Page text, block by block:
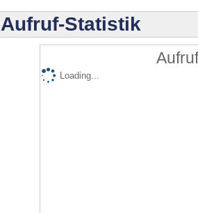
Aufruf-Statistik
Loading...